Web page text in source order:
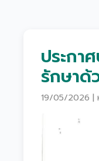
ประกา
รักษาด้
19/05/2026 |